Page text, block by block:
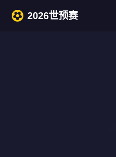
2026世预赛